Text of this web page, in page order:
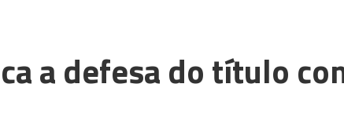
a defesa do título